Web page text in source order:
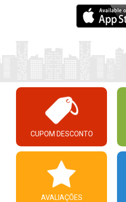
CUPOM DESCONTO
AVALIAÇÕES